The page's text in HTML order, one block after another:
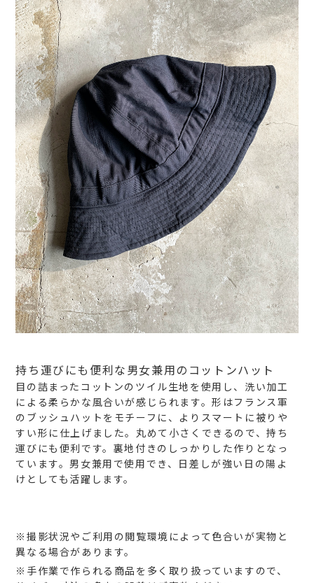
持ち運びにも便利な男女兼用のコットンハット
目の詰まったコットンのツイル生地を使用し、洗い加工
による柔らかな風合いが感じられます。形はフランス軍
のブッシュハットをモチーフに、よりスマートに被りや
すい形に仕上げました。丸めて小さくできるので、持ち
運びにも便利です。裏地付きのしっかりした作りとなっ
ています。男女兼用で使用でき、日差しが強い日の陽よ
けとしても活躍します。
※撮影状況やご利用の閲覧環境によって色合いが実物と
異なる場合があります。
※手作業で作られる商品を多く取り扱っていますので、